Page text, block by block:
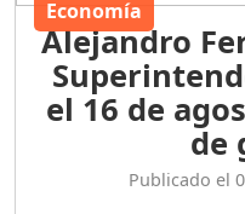
Economía
Alejandro
el 16 de
de
Publicado el